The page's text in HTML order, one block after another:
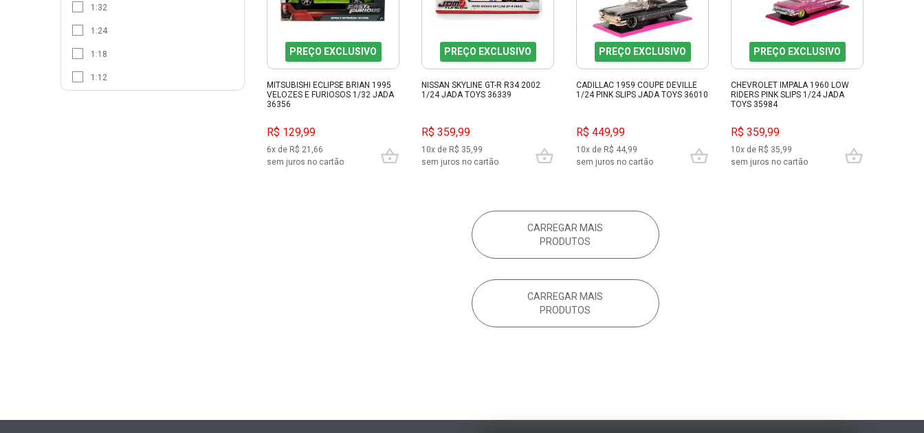
ITALERI
1:32
1:24
1:18
1:12
PREÇO EXCLUSIVO
MITSUBISHI ECLIPSE BRIAN 1995
VELOZES E FURIOSOS 1/32 JADA
36356
R$ 129,99
6x de R$ 21,66
sem juros no cartão
PREÇO EXCLUSIVO
NISSAN SKYLINE GT-R R34 2002
1/24 JADA TOYS 36339
R$ 359,99
10x de R$ 35,99
sem juros no cartão
PREÇO EXCLUSIVO
CADILLAC 1959 COUPE DEVILLE
1/24 PINK SLIPS JADA TOYS 36010
R$ 449,99
10x de R$ 44,99
sem juros no cartão
PREÇO EXCLUSIVO
CHEVROLET IMPALA 1960 LOW
RIDERS PINK SLIPS 1/24 JADA
TOYS 35984
R$ 359,99
10x de R$ 35,99
sem juros no cartão
CARREGAR MAIS
PRODUTOS
CARREGAR MAIS
PRODUTOS